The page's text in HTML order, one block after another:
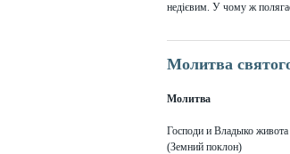
недієвим. У чому ж
Молитва
Молитва
Господи и Владыко
(Земний поклон)